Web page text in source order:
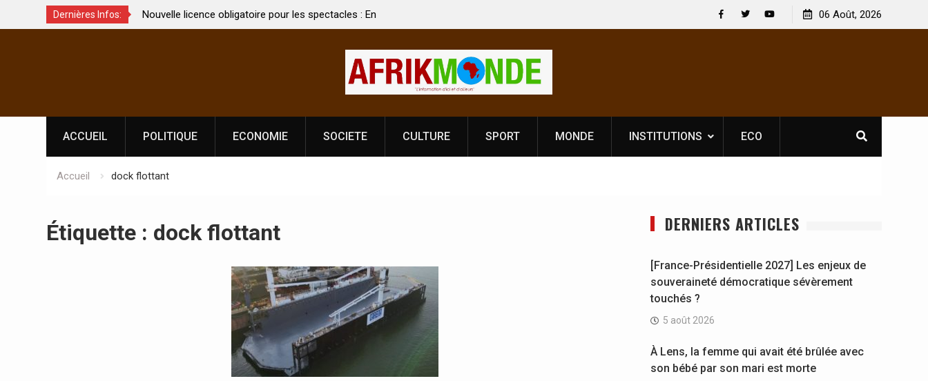
Dernières Infos:
Kirti Vardhan Singh à
la Fête de
Nouvelle licence obligatoire pour les spectacles : En
Côte d’Ivoire, l’opérateur culturel Soldat Jahboy se
souveraineté démocratique sévèrement touchés ?
06 Août, 2026
ACCUEIL POLITIQUE ECONOMIE SOCIETE CULTURE SPORT MONDE INSTITUTIONS ECO
Accueil dock flottant
Étiquette : dock flottant DERNIERS ARTICLES
[France-Présidentielle 2027] Les enjeux de
souveraineté démocratique sévèrement
touchés ?
5 août 2026
À Lens, la femme qui avait été brûlée avec
son bébé par son mari est morte